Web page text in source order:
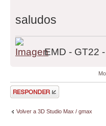
saludos
EMD - GT22
Publicar una
respuesta
Volver a 3D Studio Max / gmax